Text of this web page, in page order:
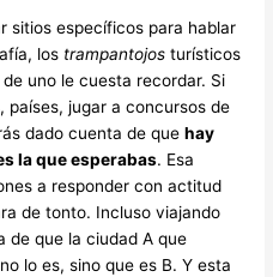
sitios específicos para hablar
los trampantojosturísticos
uno le cuesta recordar. Si
países, jugar a concursos de
dado cuenta de quehay
la que esperabas. Esa
a responder con actitud
de tonto. Incluso viajando
de que la ciudad A que
lo es, sino que es B. Y esta